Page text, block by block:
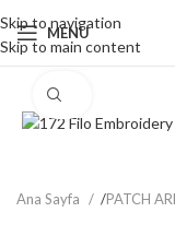
Skip to navigation
Skip to main content
MENU
Ana Sayfa /PATCH